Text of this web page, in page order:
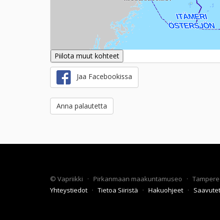
Piilota muut kohteet
Jaa Facebookissa
Anna palautetta
© Vapriikki · Pirkanmaan maakuntamuseo ·
Yhteystiedot · Tietoa Siiristä · Hakuohjeet ·